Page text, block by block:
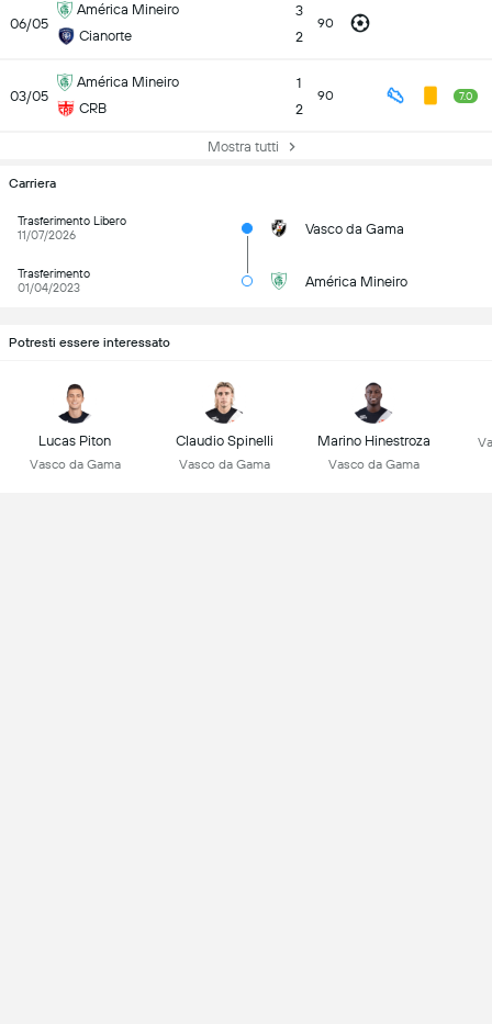
06/05
América Mineiro
Cianorte
3
2
90
03/05
América Mineiro
CRB
1
2
90 7.0
Mostra tutti
Carriera
Trasferimento Libero
11/07/2026
Vasco da Gama
Trasferimento
01/04/2023
América Mineiro
Potresti essere interessato
Lucas Piton
Vasco da Gama
Claudio Spinelli
Vasco da Gama
Marino Hinestroza
Vasco da Gama